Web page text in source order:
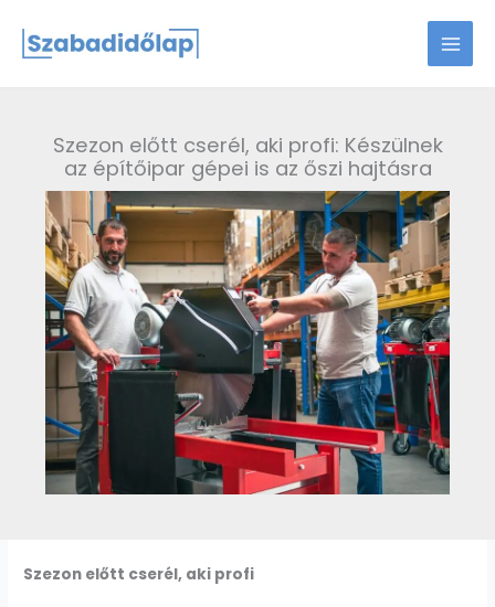
content
Szezon előtt cserél, aki profi: Készülnek
az építőipar gépei is az őszi hajtásra
Szezon előtt cserél, aki profi